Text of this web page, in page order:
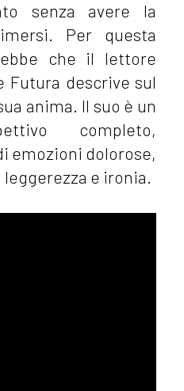
senza avere la
Per questa
che il lettore
Futura descrive sul
anima. Il suo è un
completo,
emozioni dolorose,
e ironia.